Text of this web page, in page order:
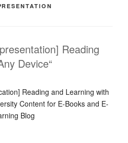
Reading
Device“
Reading and Learning with
Content for E-Books and E-
Blog